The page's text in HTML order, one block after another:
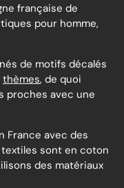
française de
pour homme,
de motifs décalés
thèmes, de quoi
proches avec une
France avec des
sont en coton
des matériaux